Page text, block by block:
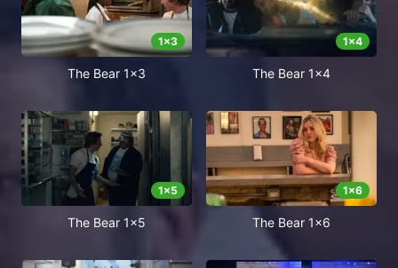
1x3
The Bear 1x3
1x4
The Bear 1x4
1x5
The Bear 1x5
1x6
The Bear 1x6